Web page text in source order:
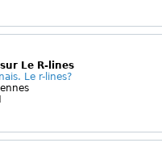
Le R-lines
Le r-lines?